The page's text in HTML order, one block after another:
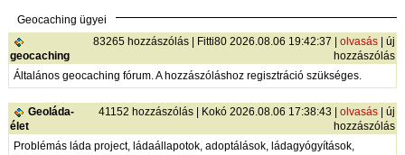
Geocaching ügyei
geocaching
83265 hozzászólás | Fitti80 2026.08.06 19:42:37 |olvasás |új
hozzászólás
Általános geocaching fórum. A hozzászóláshoz regisztráció szükséges.
Geoláda-
élet
41152 hozzászólás | Kokó 2026.08.06 17:38:43 |olvasás |új
hozzászólás
Problémás láda project, ládaállapotok, adoptálások, ládagyógyítások,